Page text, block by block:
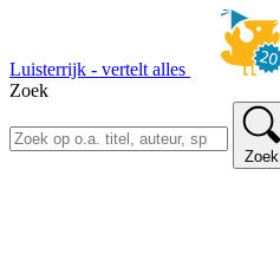
Luisterrijk - vertelt alles
Zoek
Zoek